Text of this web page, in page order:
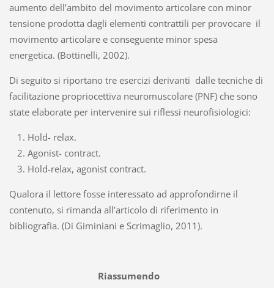
aumento dell’ambito del movimento articolare con minor
tensione prodotta dagli elementi contrattili per provocare il
movimento articolare e conseguente minor spesa
energetica. (Bottinelli, 2002).
Di seguito si riportano tre esercizi derivanti dalle tecniche di
facilitazione propriocettiva neuromuscolare (PNF) che sono
state elaborate per intervenire sui riflessi neurofisiologici:
Hold- relax.
Agonist- contract.
Hold-relax, agonist contract.
Qualora il lettore fosse interessato ad approfondirne il
contenuto, si rimanda all’articolo di riferimento in
bibliografia. (Di Giminiani e Scrimaglio, 2011).
Riassumendo